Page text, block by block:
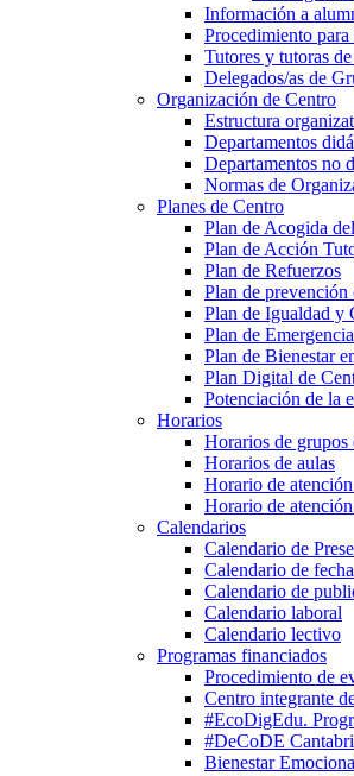
Información a
Procedimiento
Tutores y tutoras
Delegados/as de
Organización de Centro
Estructura
Departamentos
Departamentos no
Normas de
Planes de Centro
Plan de Acogida
Plan de Acción
Plan de Refuerzos
Plan de prevención
Plan de Igualdad y
Plan de
Plan de Bienestar
Plan Digital de
Potenciación de la
Horarios
Horarios de grupos
Horarios de aulas
Horario de
Horario de
Calendarios
Calendario de
Calendario de
Calendario de
Calendario laboral
Calendario lectivo
Programas financiados
Procedimiento de
Centro integrante
#EcoDigEdu.
#DeCoDE
Bienestar